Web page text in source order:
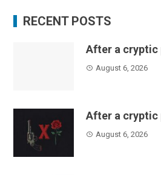
RECENT POSTS
After a cryptic
August 6, 2026
After a cryptic
August 6, 2026